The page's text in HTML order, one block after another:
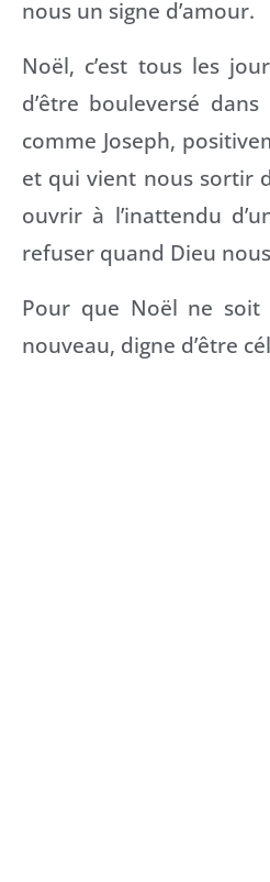
nous un signe d’amour.
Noël, c’est tous les
d’être bouleversé
comme Joseph,
et qui vient nous sortir
ouvrir à l’inattendu
refuser quand Dieu
Pour que Noël ne soit
nouveau, digne d’être